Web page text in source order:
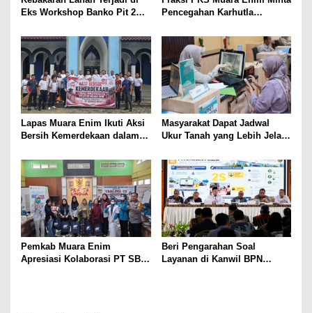
Eks Workshop Banko Pit 2
Pencegahan Karhutla
Lapas Muara Enim Ikuti Aksi
Bersih Kemerdekaan dalam
Indonesia
Masyarakat Dapat Jadwal
Ukur Tanah yang Lebih Jelas
Terjadwal
Pemkab Muara Enim
Apresiasi Kolaborasi PT SBS
Beri Pengarahan Soal
Layanan di Kanwil BPN